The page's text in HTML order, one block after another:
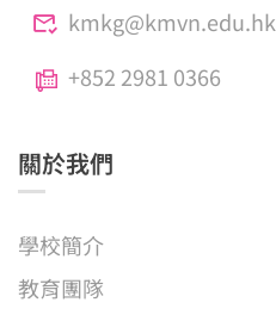
kmkg@kmvn.edu.hk
+852 2981 0366
關於我們
學校簡介
教育團隊